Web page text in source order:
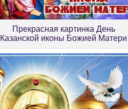
Прекрасная картинка День
Казанской иконы Божией Матери